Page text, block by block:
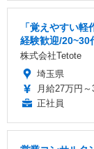
「覚えやすい
経験歓迎/20~30
株式会社Tetote
埼玉県
月給27万円～
正社員